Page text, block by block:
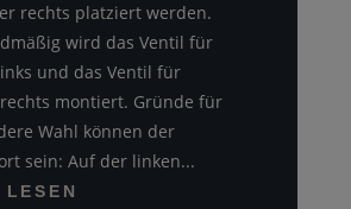
rechts platziert werden.
wird das Ventil für
und das Ventil für
montiert. Gründe für
Wahl können der
sein: Auf der linken...
LESEN